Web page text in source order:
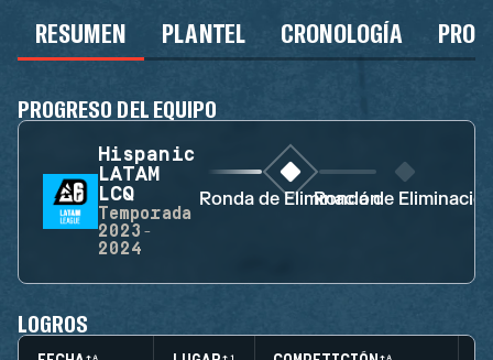
RESUMEN PLANTEL CRONOLOGÍA
PROGRESO DEL EQUIPO
Hispanic
LATAM
LCQ
Temporada
2023-
2024
Ronda de Eliminación
Ronda de
LOGROS